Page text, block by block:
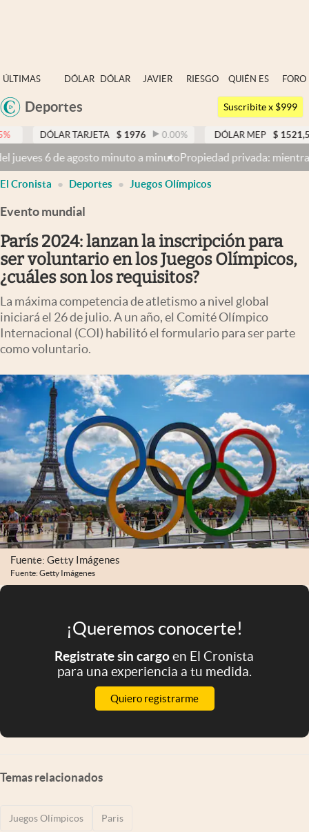
ÚLTIMAS
NOTICIAS
DÓLAR
DÓLAR
JAVIER
RIESGO
QUIÉN ES
QUIÉN
FORO
Argentina
México
Deportes
Dólar
Members
Economía y Política
Finanzas y Mercados
Mercados Online
Negocios
Columnistas
Otras secciones
Infotechnology
Clase
Mundial 2026
Eventos Corporativos
El Cronista Studio
Mediakit
abre en nueva pestaña
Argentina
Suscribite x $999
TARJETA $ 1976 0.00 % DÓLAR MEP $ 1521,52 0.23%
a minutoPropiedad privada: mientras el Senado discute la el
El Cronista Deportes Juegos Olímpicos
Evento mundial
París 2024: lanzan la inscripción para
ser voluntario en los Juegos Olímpicos,
¿cuáles son los requisitos?
La máxima competencia de atletismo a nivel global
iniciará el 26 de julio. A un año, el Comité Olímpico
Internacional (COI) habilitó el formulario para ser parte
como voluntario.
Fuente: Getty Imágenes
Fuente: Getty Imágenes
¡Queremos conocerte!
Registrate sin cargoen El Cronista
para una experiencia a tu medida.
Quiero registrarme
Temas relacionados
Juegos Olímpicos Paris